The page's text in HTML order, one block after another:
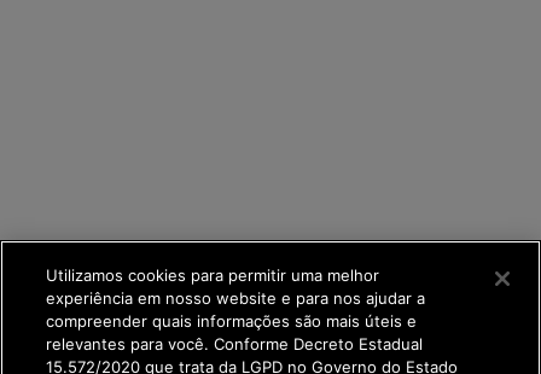
Utilizamos cookies para permitir uma melhor
experiência em nosso website e para nos ajudar a
compreender quais informações são mais úteis e
relevantes para você. Conforme Decreto Estadual
15.572/2020 que trata da LGPD no Governo do Estado